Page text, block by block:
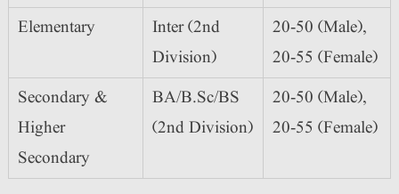
Elementary
Inter (2nd
Division)
20-50 (Male),
20-55 (Female)
Secondary &
Higher
Secondary
BA/B.Sc/BS
(2nd Division)
20-50 (Male),
20-55 (Female)